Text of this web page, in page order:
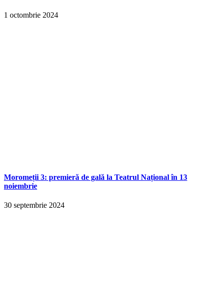
1 octombrie 2024
Moromeții 3: premieră de gală la Teatrul Național în 13
noiembrie
30 septembrie 2024